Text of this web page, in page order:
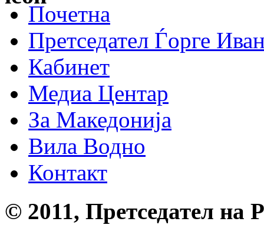
Почетна
Претседател Ѓорге
Кабинет
Медиа Центар
За Македонија
Вила Водно
Контакт
© 2011, Претседател на